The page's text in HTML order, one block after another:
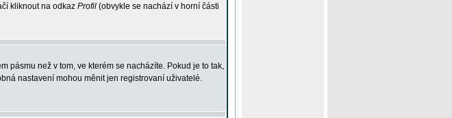
kliknout na odkaz Profil (obvykle se nachází v horní části
pásmu než v tom, ve kterém se nacházíte. Pokud je to tak,
nastavení mohou měnit jen registrovaní uživatelé.